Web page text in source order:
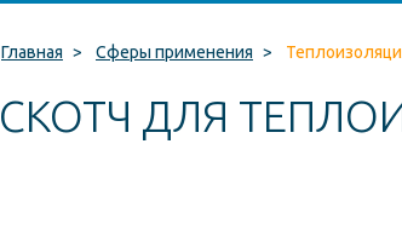
Главная > Сферы применения >
СКОТЧ ДЛЯ